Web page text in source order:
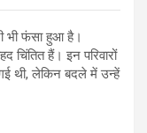
भी फंसा हुआ है।
चिंतित हैं। इन परिवारों
थी, लेकिन बदले में उन्हें